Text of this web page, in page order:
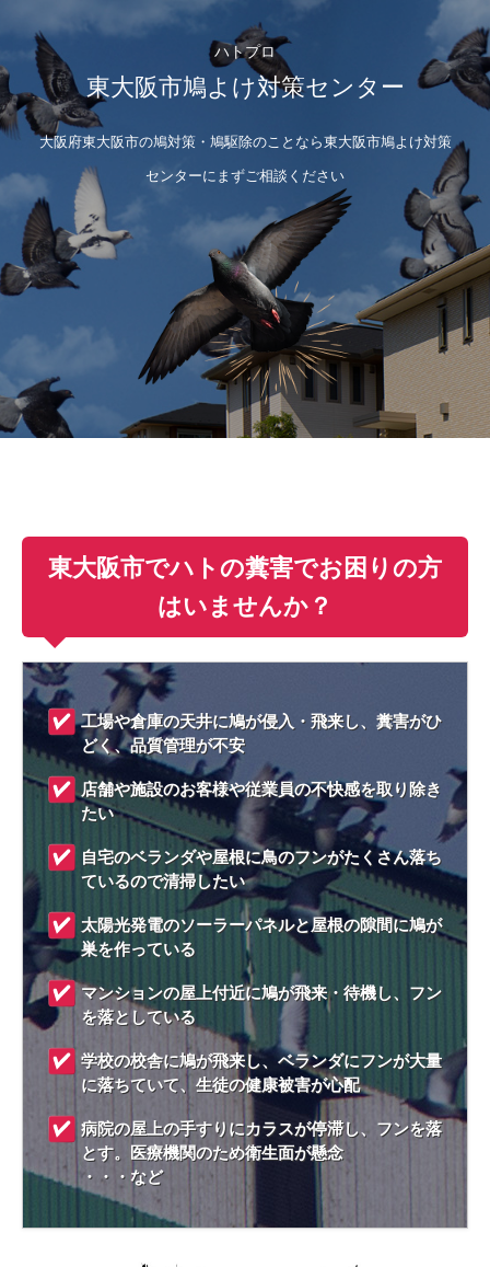
ハトプロ
東大阪市鳩よけ対策センター
大阪府東大阪市の鳩対策・鳩駆除のことなら東大阪市鳩よけ対策
センターにまずご相談ください
東大阪市でハトの糞害でお困りの方
はいませんか？
工場や倉庫の天井に鳩が侵入・飛来し、糞害がひ
どく、品質管理が不安
店舗や施設のお客様や従業員の不快感を取り除き
たい
自宅のベランダや屋根に鳥のフンがたくさん落ち
ているので清掃したい
太陽光発電のソーラーパネルと屋根の隙間に鳩が
巣を作っている
マンションの屋上付近に鳩が飛来・待機し、フン
を落としている
学校の校舎に鳩が飛来し、ベランダにフンが大量
に落ちていて、生徒の健康被害が心配
病院の屋上の手すりにカラスが停滞し、フンを落
とす。医療機関のため衛生面が懸念
・・・など